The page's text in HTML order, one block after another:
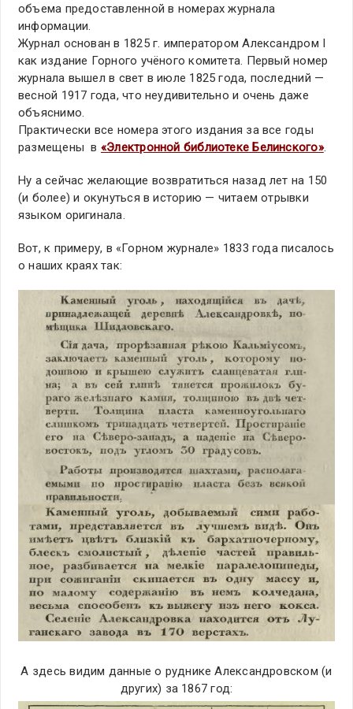
объема предоставленной в номерах журнала
информации.
Журнал основан в 1825 г. императором Александром I
как издание Горного учёного комитета. Первый номер
журнала вышел в свет в июле 1825 года, последний —
весной 1917 года, что неудивительно и очень даже
объяснимо.
Практически все номера этого издания за все годы
размещены в «Электронной библиотеке Белинского».
Ну а сейчас желающие возвратиться назад лет на 150
(и более) и окунуться в историю — читаем отрывки
языком оригинала.
Вот, к примеру, в «Горном журнале» 1833 года писалось
о наших краях так:
А здесь видим данные о руднике Александровском (и
других) за 1867 год: